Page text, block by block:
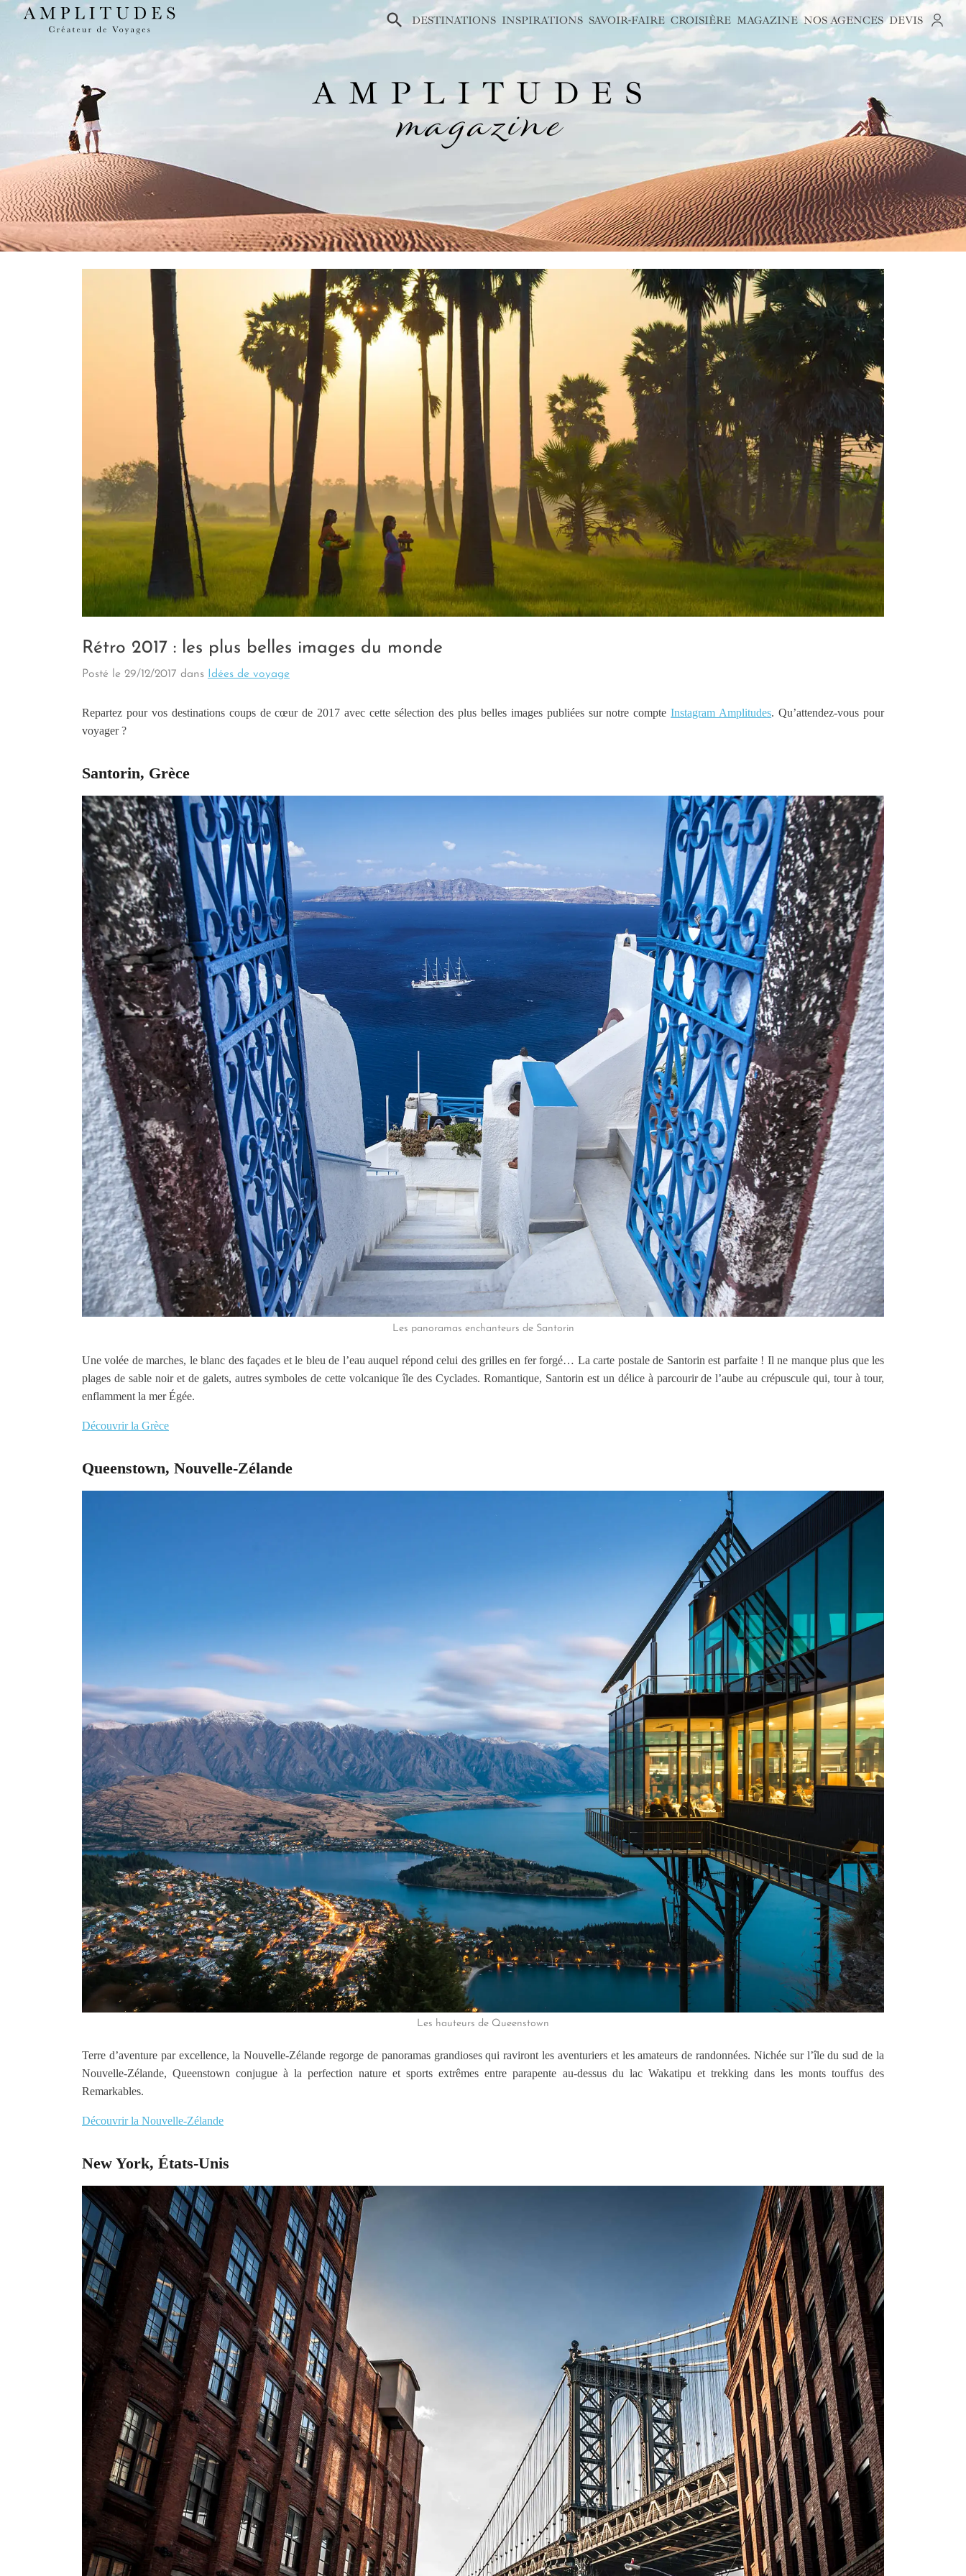
× DESTINATIONS INSPIRATIONS SAVOIR-FAIRE CROISIÈRE MAGAZINE NOS AGENCES DEVIS
AMPLITUDES
magazine
Rétro 2017 : les plus belles images du monde
Posté le 29/12/2017 dans Idées de voyage
Repartez pour vos destinations coups de cœur de 2017 avec cette sélection des plus belles images publiées sur notre compteInstagram Amplitudes. Qu’attendez-vous pour
voyager ?
Santorin, Grèce
Les panoramas enchanteurs de Santorin
Une volée de marches, le blanc des façades et le bleu de l’eau auquel répond celui des grilles en fer forgé… La carte postale de Santorin est parfaite ! Il ne manque plus que les
plages de sable noir et de galets, autres symboles de cette volcanique île des Cyclades. Romantique, Santorin est un délice à parcourir de l’aube au crépuscule qui, tour à tour,
enflamment la mer Égée.
Découvrir la Grèce
Queenstown, Nouvelle-Zélande
Les hauteurs de Queenstown
Terre d’aventure par excellence, la Nouvelle-Zélande regorge de panoramas grandioses qui raviront les aventuriers et les amateurs de randonnées. Nichée sur l’île du sud de la
Nouvelle-Zélande, Queenstown conjugue à la perfection nature et sports extrêmes entre parapente au-dessus du lac Wakatipu et trekking dans les monts touffus des
Remarkables.
Découvrir la Nouvelle-Zélande
New York, États-Unis